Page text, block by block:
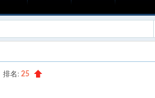
排名: 25